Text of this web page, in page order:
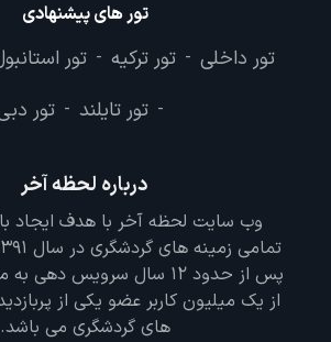
تور های پیشنهادی
تور داخلی - تور ترکیه - تور
- تور تایلند - تور
درباره لحظه آخر
وب سایت لحظه آخر با هدف ایجاد
پس از حدود 12 سال سرویس
از یک میلیون کاربر عضو یکی از
های گردشگری می باشد.